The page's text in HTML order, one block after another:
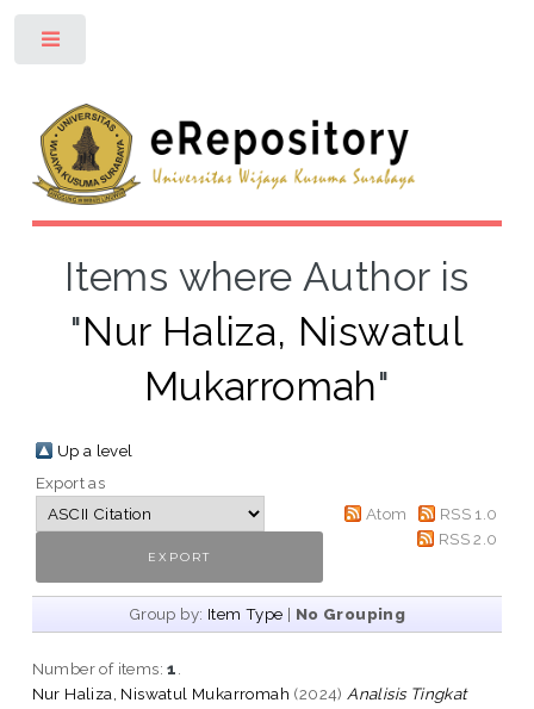
Items where Author is
"Nur Haliza, Niswatul
Mukarromah"
Up a level
Export as
Atom
RSS 1.0
RSS 2.0
Group by: Item Type | No Grouping
Number of items:1
Nur Haliza, Niswatul Mukarromah (2024) Analisis Tingkat